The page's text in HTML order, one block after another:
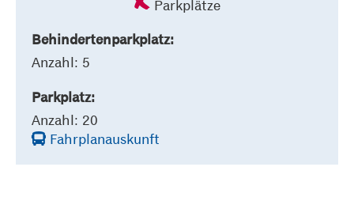
Parkplätze
Behindertenparkplatz:
Anzahl: 5
Parkplatz:
Anzahl: 20
Fahrplanauskunft